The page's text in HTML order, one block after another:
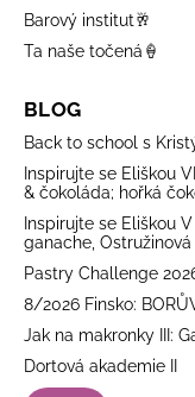
Barový institut🥂
Ta naše točená🍦
BLOG
Back to school s
Inspirujte se Eliškou
& čokoláda; hořká
Inspirujte se Eliškou
ganache,
Pastry Challenge
8/2026 Finsko:
Jak na makronky III:
Dortová akademie II